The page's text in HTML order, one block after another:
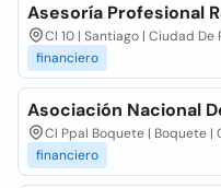
Asesoría Profesional
Cl 10 | Santiago | Ciudad De
financiero
Asociación Nacional
Cl Ppal Boquete | Boquete |
financiero